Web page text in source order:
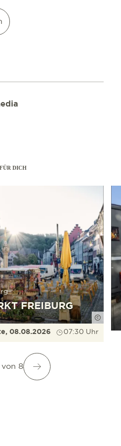
DICH
FREIBURG
08.08.2026 07:30 Uhr
von 8